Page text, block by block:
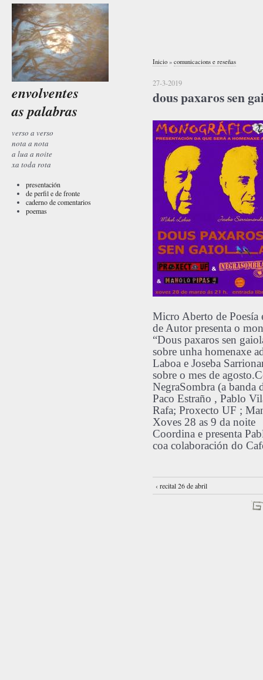
envolventes
as palabras
verso a verso
nota a nota
a lua a noite
xa toda rota
presentación
de perfil e de fronte
caderno de comentarios
poemas
Inicio » comunicacions e reseñas
27-3-2019
dous paxaros sen
Micro Aberto de Poesía
de Autor presenta o
“Dous paxaros sen
sobre unha homenaxe
Laboa e Joseba
sobre o mes de
NegraSombra (a banda
Paco Estraño , Pablo
Rafa; Proxecto UF ;
Xoves 28 as 9 da noite
Coordina e presenta
coa colaboración do
‹ recital 26 de abril